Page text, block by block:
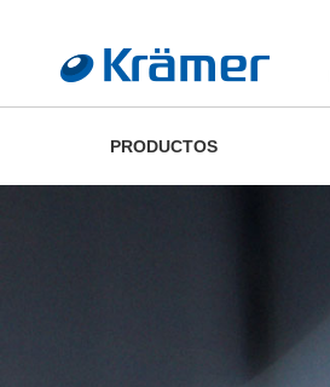
PRODUCTOS